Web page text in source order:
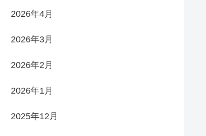
2026年4月
2026年3月
2026年2月
2026年1月
2025年12月